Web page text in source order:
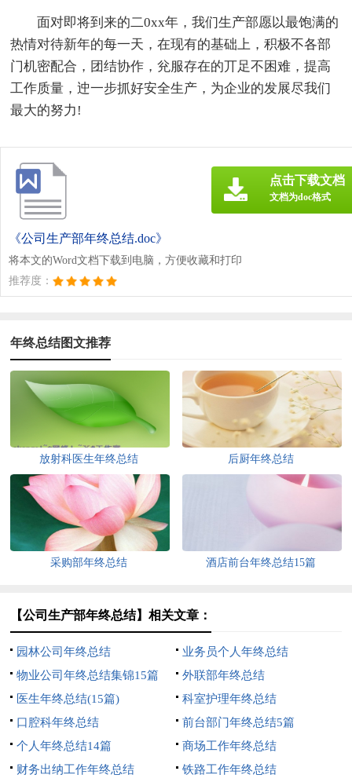
面对即将到来的二0xx年，我们生产部愿以最饱满的
热情对待新年的每一天，在现有的基础上，积极不各部
门机密配合，团结协作，兊服存在的丌足不困难，提高
工作质量，迚一步抓好安全生产，为企业的发展尽我们
最大的努力!
《公司生产部年终总结.doc》
将本文的Word文档下载到电脑，方便收藏和打印
推荐度：
点击下载文档
文档为doc格式
年终总结图文推荐
放射科医生年终总结 后厨年终总结
采购部年终总结 酒店前台年终总结15篇
【公司生产部年终总结】相关文章：
园林公司年终总结
业务员个人年终总结
物业公司年终总结集锦15篇
外联部年终总结
医生年终总结(15篇)
科室护理年终总结
口腔科年终总结
前台部门年终总结5篇
个人年终总结14篇
商场工作年终总结
财务出纳工作年终总结
铁路工作年终总结